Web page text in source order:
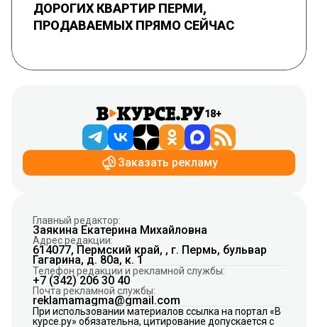
ДОРОГИХ КВАРТИР ПЕРМИ,
ПРОДАВАЕМЫХ ПРЯМО СЕЙЧАС
18+
Заказать рекламу
Главный редактор:
Заякина Екатерина Михайловна
Адрес редакции:
614077, Пермский край, , г. Пермь, бульвар
Гагарина, д. 80а, к. 1
Телефон редакции и рекламной службы:
+7 (342) 206 30 40
Почта рекламной службы:
reklamamagma@gmail.com
При использовании материалов ссылка на портал «В
курсе.ру» обязательна, цитирование допускается с